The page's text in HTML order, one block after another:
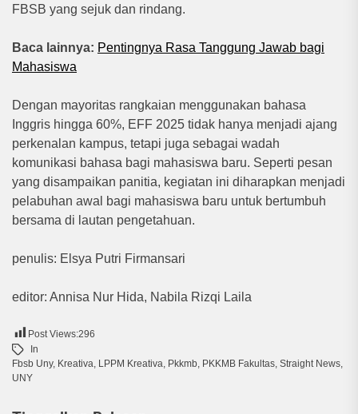
FBSB yang sejuk dan rindang.
Baca lainnya: Pentingnya Rasa Tanggung Jawab bagi
Mahasiswa
Dengan mayoritas rangkaian menggunakan bahasa
Inggris hingga 60%, EFF 2025 tidak hanya menjadi ajang
perkenalan kampus, tetapi juga sebagai wadah
komunikasi bahasa bagi mahasiswa baru. Seperti pesan
yang disampaikan panitia, kegiatan ini diharapkan menjadi
pelabuhan awal bagi mahasiswa baru untuk bertumbuh
bersama di lautan pengetahuan.
penulis: Elsya Putri Firmansari
editor: Annisa Nur Hida, Nabila Rizqi Laila
Post Views:296
In
Fbsb Uny, Kreativa, LPPM Kreativa, Pkkmb, PKKMB Fakultas, Straight News,
UNY